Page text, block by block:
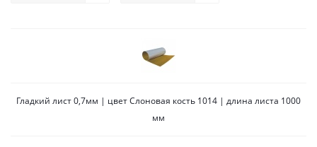
Гладкий лист 0,7мм | цвет Слоновая кость 1014 | длина листа 1000
мм